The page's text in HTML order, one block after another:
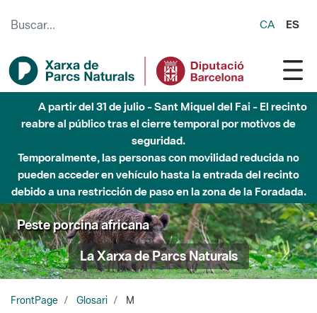
CA ES
A partir del 31 de julio - Sant Miquel del Fai - El recinto
reabre al público tras el cierre temporal por motivos de
seguridad.
Temporalmente, las personas con movilidad reducida no
pueden acceder en vehículo hasta la entrada del recinto
debido a una restricción de paso en la zona de la Foradada.
Peste porcina africana
La Xarxa de Parcs Naturals
FrontPage Glosari M